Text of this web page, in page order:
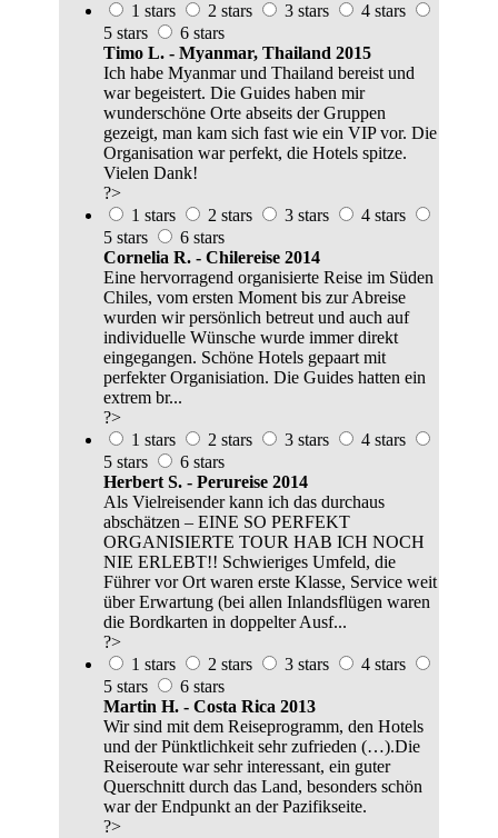
1 stars
2 stars 3 stars
4 stars
5 stars
6 stars
Timo L. - Myanmar, Thailand 2015
Ich habe Myanmar und Thailand bereist und
war begeistert. Die Guides haben mir
wunderschöne Orte abseits der Gruppen
gezeigt, man kam sich fast wie ein VIP vor. Die
Organisation war perfekt, die Hotels spitze.
Vielen Dank!
?>
1 stars
2 stars 3 stars
4 stars
5 stars
6 stars
Cornelia R. - Chilereise 2014
Eine hervorragend organisierte Reise im Süden
Chiles, vom ersten Moment bis zur Abreise
wurden wir persönlich betreut und auch auf
individuelle Wünsche wurde immer direkt
eingegangen. Schöne Hotels gepaart mit
perfekter Organisiation. Die Guides hatten ein
extrem br...
?>
1 stars
2 stars 3 stars
4 stars
5 stars
6 stars
Herbert S. - Perureise 2014
Als Vielreisender kann ich das durchaus
abschätzen – EINE SO PERFEKT
ORGANISIERTE TOUR HAB ICH NOCH
NIE ERLEBT!! Schwieriges Umfeld, die
Führer vor Ort waren erste Klasse, Service weit
über Erwartung (bei allen Inlandsflügen waren
die Bordkarten in doppelter Ausf...
?>
1 stars
2 stars 3 stars
4 stars
5 stars
6 stars
Martin H. - Costa Rica 2013
Wir sind mit dem Reiseprogramm, den Hotels
und der Pünktlichkeit sehr zufrieden (…).Die
Reiseroute war sehr interessant, ein guter
Querschnitt durch das Land, besonders schön
war der Endpunkt an der Pazifikseite.
?>